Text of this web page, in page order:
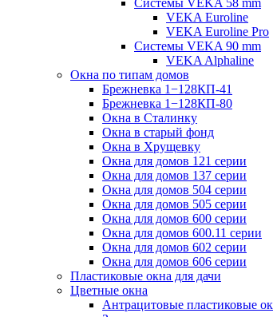
Системы VEKA 58 mm
VEKA Euroline
VEKA Euroline Pro
Системы VEKA 90 mm
VEKA Alphaline
Окна по типам домов
Брежневка 1−128КП-41
Брежневка 1−128КП-80
Окна в Сталинку
Окна в старый фонд
Окна в Хрущевку
Окна для домов 121 серии
Окна для домов 137 серии
Окна для домов 504 серии
Окна для домов 505 серии
Окна для домов 600 серии
Окна для домов 600.11 серии
Окна для домов 602 серии
Окна для домов 606 серии
Пластиковые окна для дачи
Цветные окна
Антрацитовые пластиковые